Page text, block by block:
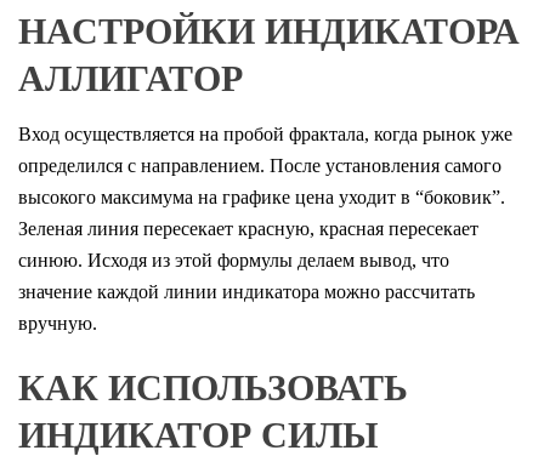
НАСТРОЙКИ ИНДИКАТОРА
АЛЛИГАТОР
Вход осуществляется на пробой фрактала, когда рынок уже
определился с направлением. После установления самого
высокого максимума на графике цена уходит в “боковик”.
Зеленая линия пересекает красную, красная пересекает
синюю. Исходя из этой формулы делаем вывод, что
значение каждой линии индикатора можно рассчитать
вручную.
КАК ИСПОЛЬЗОВАТЬ
ИНДИКАТОР СИЛЫ